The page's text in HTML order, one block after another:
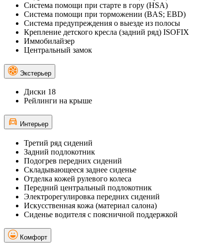
Система помощи при старте в гору (HSA)
Система помощи при торможении (BAS; EBD)
Система предупреждения о выезде из полосы
Крепление детского кресла (задний ряд) ISOFIX
Иммобилайзер
Центральный замок
Экстерьер
Диски 18
Рейлинги на крыше
Интерьер
Третий ряд сидений
Задний подлокотник
Подогрев передних сидений
Складывающееся заднее сиденье
Отделка кожей рулевого колеса
Передний центральный подлокотник
Электрорегулировка передних сидений
Искусственная кожа (материал салона)
Сиденье водителя с поясничной поддержкой
Комфорт